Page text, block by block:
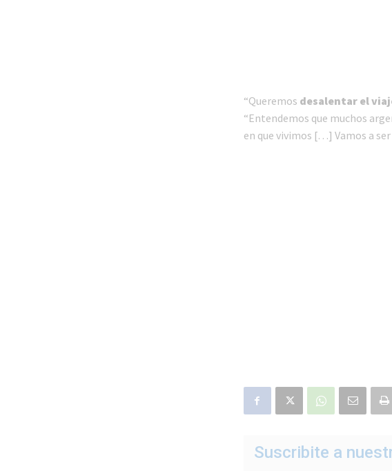
“Queremos desalentar el
“Entendemos que muchos
en que vivimos […] Vamos a
Suscribite a